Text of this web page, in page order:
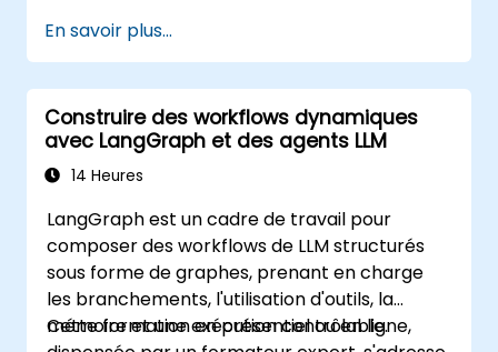
En savoir plus...
Construire des workflows dynamiques
avec LangGraph et des agents LLM
14 Heures
LangGraph est un cadre de travail pour
composer des workflows de LLM structurés
sous forme de graphes, prenant en charge
les branchements, l'utilisation d'outils, la
mémoire et une exécution contrôlable.
Cette formation en présentiel ou en ligne,